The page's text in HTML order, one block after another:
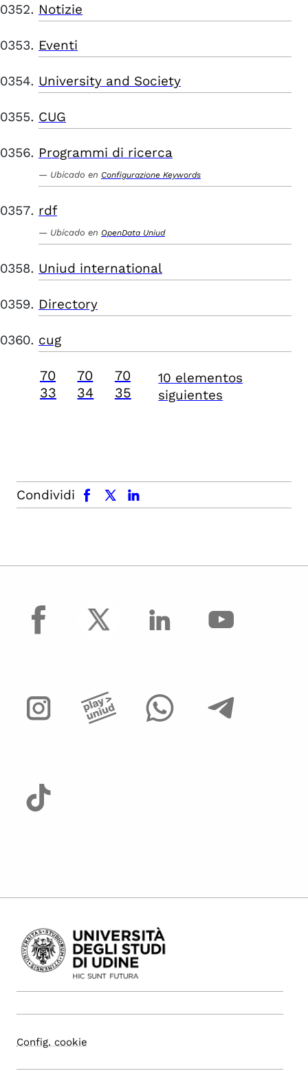
Notizie
Eventi
University and Society
CUG
Programmi di ricerca
Ubicado en Configurazione Keywords
rdf
Ubicado en OpenData Uniud
Uniud international
Directory
cug
70
33
70
34
70
35
10 elementos
siguientes
Condividi
facebook x.com linkedin
facebook
Config. cookie